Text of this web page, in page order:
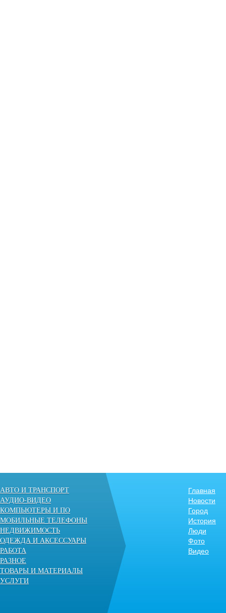
АВТО И ТРАНСПОРТ
АУДИО-ВИДЕО
КОМПЬЮТЕРЫ И ПО
МОБИЛЬНЫЕ ТЕЛЕФОНЫ
НЕДВИЖИМОСТЬ
ОДЕЖДА И АКСЕССУАРЫ
РАБОТА
РАЗНОЕ
ТОВАРЫ И МАТЕРИАЛЫ
УСЛУГИ
Главная
Новости
Город
История
Люди
Фото
Видео